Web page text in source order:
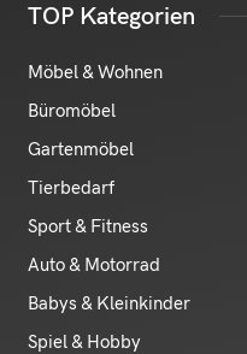
TOP Kategorien
Möbel & Wohnen
Büromöbel
Gartenmöbel
Tierbedarf
Sport & Fitness
Auto & Motorrad
Babys & Kleinkinder
Spiel & Hobby